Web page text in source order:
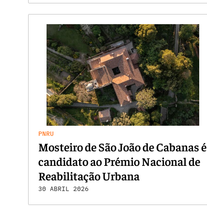
PNRU
Mosteiro de São João de Cabanas é
candidato ao Prémio Nacional de
Reabilitação Urbana
30 ABRIL 2026